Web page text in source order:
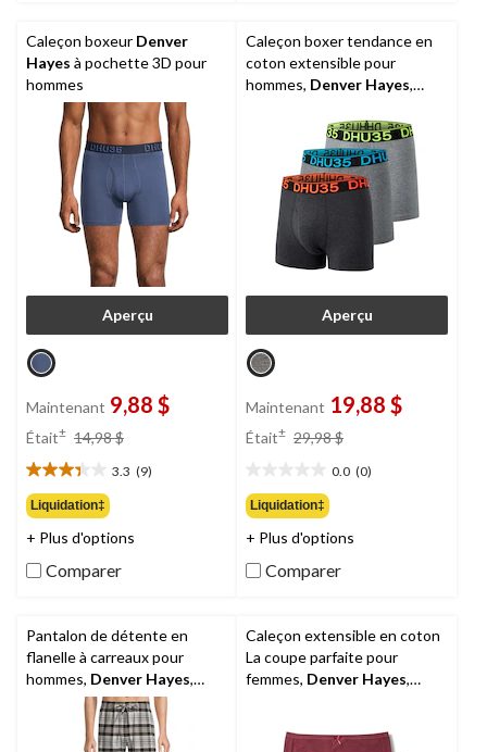
Caleçon boxeur Denver
Hayes à pochette 3D pour
hommes
Aperçu
Maintenant 9,88 $
Était± 14,98 $
14,98 $
3.3 (9)
3.3
étoile(s)
sur
5.
9
évaluations
Liquidation‡
+ Plus d'options
Comparer
Caleçon boxer tendance en
coton extensible pour
hommes, Denver Hayes,
Aperçu
Maintenant 19,88 $
Était± 29,98 $
29,98 $
0.0 (0)
étoile(s)
sur
5.
Liquidation‡
+ Plus d'options
Comparer
Pantalon de détente en
flanelle à carreaux pour
hommes, Denver Hayes,
paquet de 2
Caleçon extensible en coton
La coupe parfaite pour
femmes, Denver Hayes,